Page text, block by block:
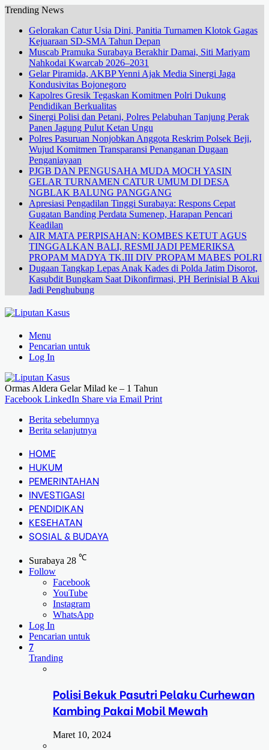
Trending News
Gelorakan Catur Usia Dini, Panitia Turnamen Klotok Gagas
Kejuaraan SD-SMA Tahun Depan
Muscab Pramuka Surabaya Berakhir Damai, Siti Mariyam
Nahkodai Kwarcab 2026–2031
Gelar Piramida, AKBP Yenni Ajak Media Sinergi Jaga
Kondusivitas Bojonegoro
Kapolres Gresik Tegaskan Komitmen Polri Dukung
Pendidikan Berkualitas
Sinergi Polisi dan Petani, Polres Pelabuhan Tanjung Perak
Panen Jagung Pulut Ketan Ungu
Polres Pasuruan Nonjobkan Anggota Reskrim Polsek Beji,
Wujud Komitmen Transparansi Penanganan Dugaan
Penganiayaan
PJGB DAN PENGUSAHA MUDA MOCH YASIN
GELAR TURNAMEN CATUR UMUM DI DESA
NGBLAK BALUNG PANGGANG
Apresiasi Pengadilan Tinggi Surabaya: Respons Cepat
Gugatan Banding Perdata Sumenep, Harapan Pencari
Keadilan
AIR MATA PERPISAHAN: KOMBES KETUT AGUS
TINGGALKAN BALI, RESMI JADI PEMERIKSA
PROPAM MADYA TK.III DIV PROPAM MABES POLRI
Dugaan Tangkap Lepas Anak Kades di Polda Jatim Disorot,
Kasubdit Bungkam Saat Dikonfirmasi, PH Berinisial B Akui
Jadi Penghubung
Menu
Pencarian untuk
Log In
Ormas Aldera Gelar Milad ke – 1 Tahun
Facebook LinkedIn Share via Email Print
Berita sebelumnya
Berita selanjutnya
HOME
HUKUM
PEMERINTAHAN
INVESTIGASI
PENDIDIKAN
KESEHATAN
SOSIAL & BUDAYA
Surabaya 28 ℃
Follow
Facebook
YouTube
Instagram
WhatsApp
Log In
Pencarian untuk
7
Tranding
Polisi Bekuk Pasutri Pelaku Curhewan
Kambing Pakai Mobil Mewah
Maret 10, 2024